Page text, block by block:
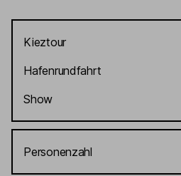
Kieztour
Hafenrundfahrt
Show
Personenzahl